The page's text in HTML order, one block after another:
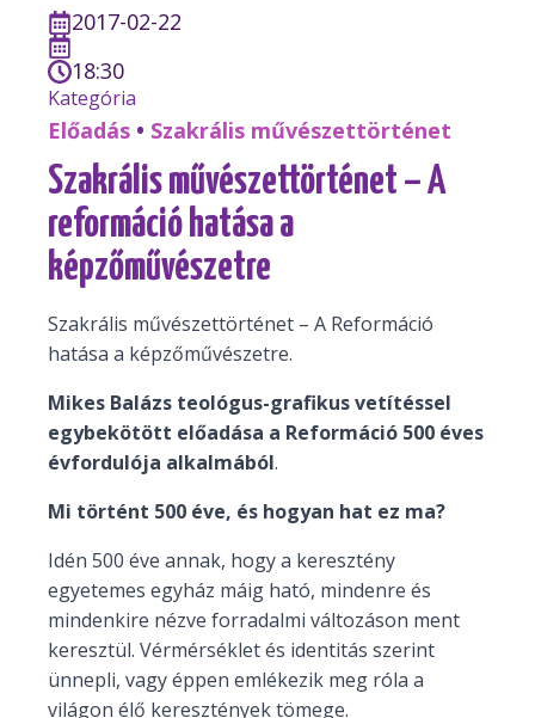
2017-02-22
18:30
Kategória
Előadás • Szakrális művészettörténet
Szakrális művészettörténet – A
reformáció hatása a
képzőművészetre
Szakrális művészettörténet – A Reformáció
hatása a képzőművészetre.
Mikes Balázs teológus-grafikus vetítéssel
egybekötött előadása a Reformáció 500 éves
évfordulója alkalmából.
Mi történt 500 éve, és hogyan hat ez ma?
Idén 500 éve annak, hogy a keresztény
egyetemes egyház máig ható, mindenre és
mindenkire nézve forradalmi változáson ment
keresztül. Vérmérséklet és identitás szerint
ünnepli, vagy éppen emlékezik meg róla a
világon élő keresztények tömege.